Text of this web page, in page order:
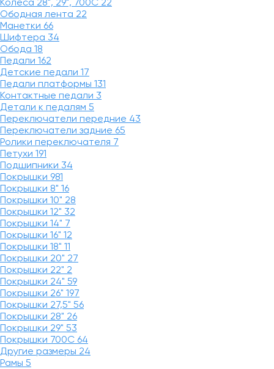
Колеса 28", 29", 700С 22
Ободная лента 22
Манетки 66
Шифтера 34
Обода 18
Педали 162
Детские педали 17
Педали платформы 131
Контактные педали 3
Детали к педалям 5
Переключатели передние 43
Переключатели задние 65
Ролики переключателя 7
Петухи 191
Подшипники 34
Покрышки 981
Покрышки 8" 16
Покрышки 10" 28
Покрышки 12" 32
Покрышки 14" 7
Покрышки 16" 12
Покрышки 18" 11
Покрышки 20" 27
Покрышки 22" 2
Покрышки 24" 59
Покрышки 26" 197
Покрышки 27,5" 56
Покрышки 28" 26
Покрышки 29" 53
Покрышки 700C 64
Другие размеры 24
Рамы 5